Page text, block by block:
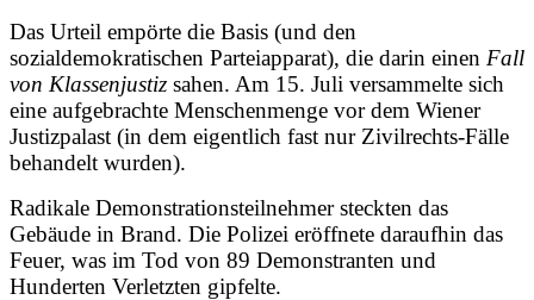
Das Urteil empörte die Basis (und den
sozialdemokratischen Parteiapparat), die darin einen Fall
von Klassenjustiz sahen. Am 15. Juli versammelte sich
eine aufgebrachte Menschenmenge vor dem Wiener
Justizpalast (in dem eigentlich fast nur Zivilrechts-Fälle
behandelt wurden).
Radikale Demonstrationsteilnehmer steckten das
Gebäude in Brand. Die Polizei eröffnete daraufhin das
Feuer, was im Tod von 89 Demonstranten und
Hunderten Verletzten gipfelte.